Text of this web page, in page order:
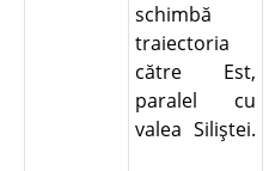
schimbă
traiectoria
către Est,
paralel cu
valea Siliştei.